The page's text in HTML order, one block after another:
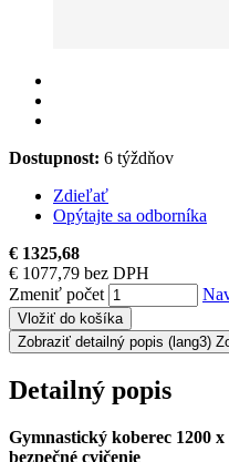
Dostupnost: 6 týždňov
Zdieľať
Opýtajte sa odborníka
€ 1325,68
€ 1077,79 bez DPH
Zmeniť počet
Vložiť do košíka
Zobraziť detailný popis (lang3)
Detailný popis
Gymnastický koberec 1200
bezpečné cvičenie